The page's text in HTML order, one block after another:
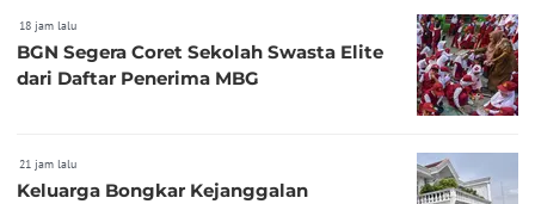
18 jam lalu
BGN Segera Coret Sekolah Swasta Elite
dari Daftar Penerima MBG
21 jam lalu
Keluarga Bongkar Kejanggalan